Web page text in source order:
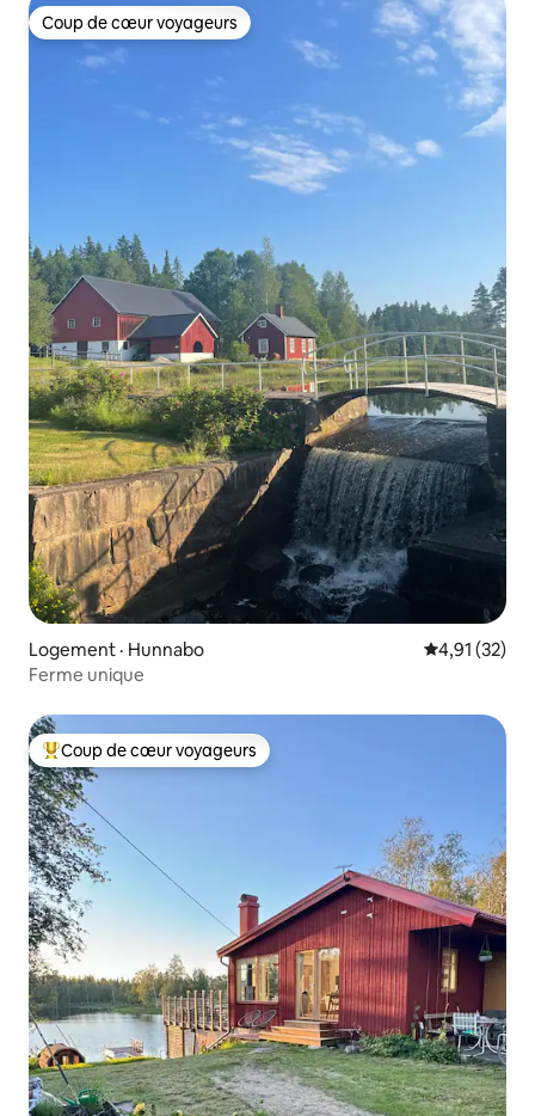
Coup de cœur voyageurs
Coup de cœur voyageurs
Logement · Hunnabo Note
4,91 (32)
Ferme unique
Coup de cœur voyageurs parmi les plus aimés
Coup de cœur voyageurs